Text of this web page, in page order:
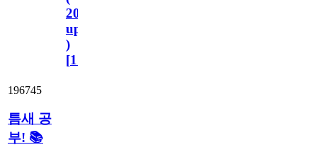
2023.11.1
update
)
[110
196745
틈새 공
부! 📚